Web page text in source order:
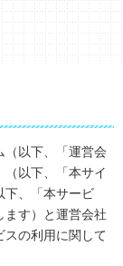
（以下、「運営会
以下、「本サイ
下、「本サービ
ます）と運営会社
スの利用に関して